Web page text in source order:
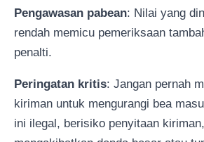
Pengawasan pabean: Nilai yang
rendah memicu pemeriksaan
penalti.
Peringatan kritis: Jangan pernah
kiriman untuk mengurangi bea
ini ilegal, berisiko penyitaan